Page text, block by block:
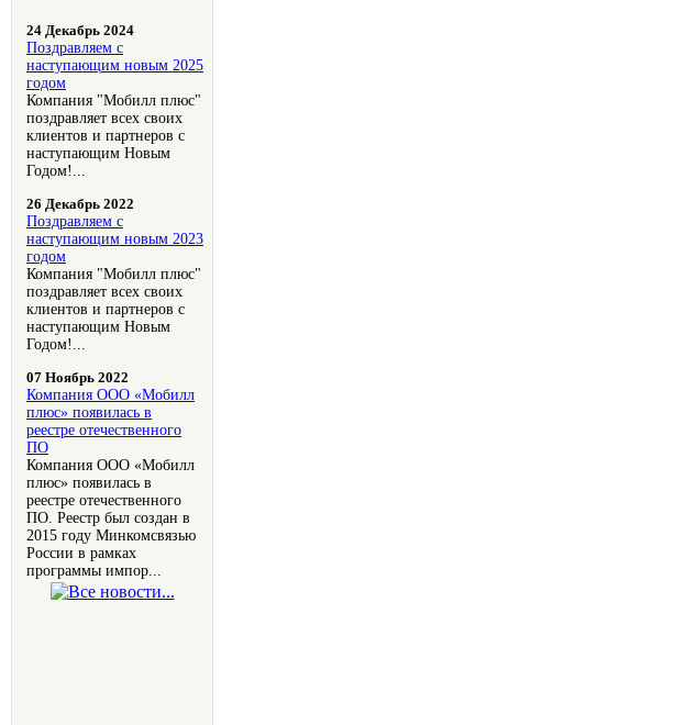
24 Декабрь 2024
Поздравляем с
наступающим новым 2025
годом
Компания "Мобилл плюс"
поздравляет всех своих
клиентов и партнеров с
наступающим Новым
Годом!...
26 Декабрь 2022
Поздравляем с
наступающим новым 2023
годом
Компания "Мобилл плюс"
поздравляет всех своих
клиентов и партнеров с
наступающим Новым
Годом!...
07 Ноябрь 2022
Компания OOO «Мобилл
плюс» появилась в
реестре отечественного
ПО
Компания OOO «Мобилл
плюс» появилась в
реестре отечественного
ПО. Реестр был создан в
2015 году Минкомсвязью
России в рамках
программы импор...